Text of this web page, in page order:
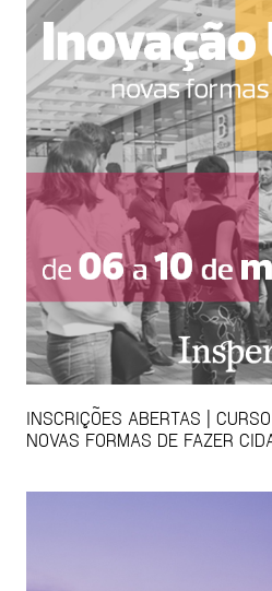
INSCRIÇÕES ABERTAS |
NOVAS FORMAS DE FAZER